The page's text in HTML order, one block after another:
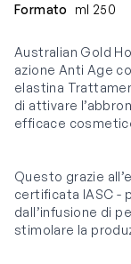
Formato
ml 250
Australian Gold
azione Anti Age
elastina
di attivare
efficace
Questo grazie
certificata IASC -
dall’infusione di
stimolare la